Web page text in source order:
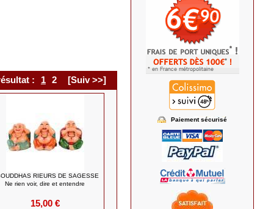
: 1 2 [Suiv >>]
RIEURS DE SAGESSE
Ne rien voir, dire et entendre
15,00 €
Paiement sécurisé